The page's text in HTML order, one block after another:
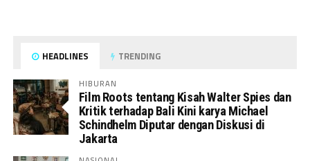
HEADLINES TRENDING
HIBURAN
Film Roots tentang Kisah Walter Spies dan
Kritik terhadap Bali Kini karya Michael
Schindhelm Diputar dengan Diskusi di
Jakarta